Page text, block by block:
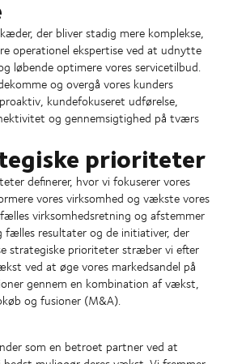
der bliver stadig mere komplekse,
operationel ekspertise ved at udnytte
løbende optimere vores servicetilbud.
og overgå vores kunders
kundefokuseret udførelse,
og gennemsigtighed på tværs
prioriteter
definerer, hvor vi fokuserer vores
vores virksomhed og vækste vores
virksomhedsretning og afstemmer
fælles resultater og de initiativer, der
strategiske prioriteter stræber vi efter
ved at øge vores markedsandel på
gennem en kombination af vækst,
og fusioner (M&A).
som en betroet partner ved at